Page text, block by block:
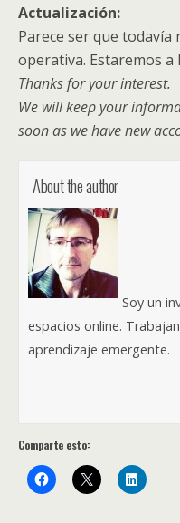
Actualización:
Parece ser que
operativa. Estaremos a
Thanks for your interest.
We will keep your
soon as we have new
About the author
Soy un
espacios online.
aprendizaje emergente.
Comparte esto: